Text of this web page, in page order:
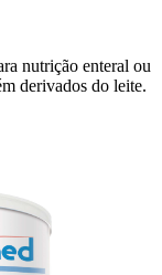
nutrição enteral ou
derivados do leite.